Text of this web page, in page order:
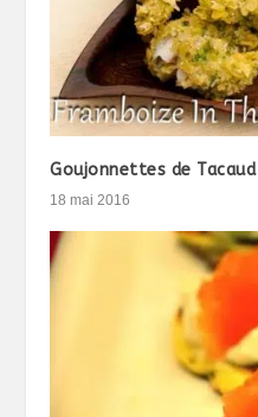
Goujonnettes de Tacaud
18 mai 2016